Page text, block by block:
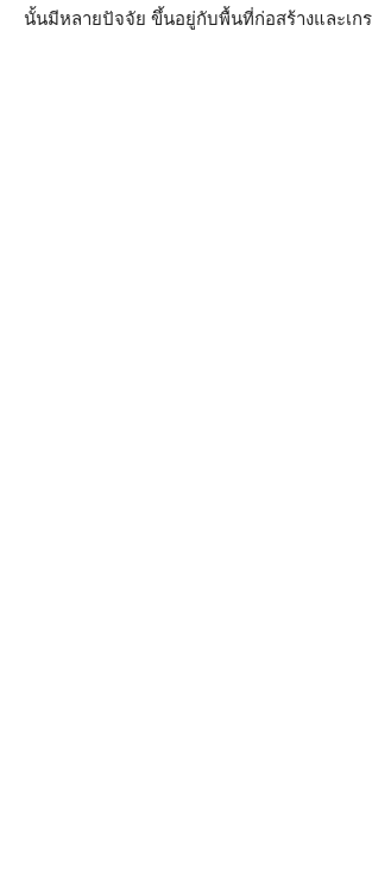
นั้นมีหลายปัจจัย ขึ้นอยู่กับพื้นที่ก่อสร้างและเก